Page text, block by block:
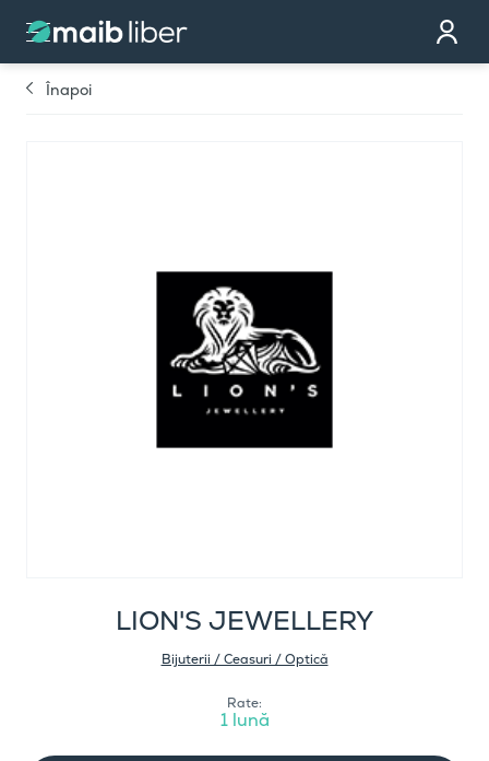
Contact
Devino partener
Înapoi
LION'S JEWELLERY
Bijuterii / Ceasuri / Optică
Rate:
1 lună